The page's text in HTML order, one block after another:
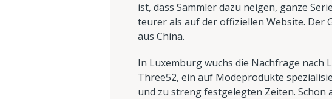
ist, dass Sammler dazu neigen, ganze
teurer als auf der offiziellen Website. Der
aus China.
In Luxemburg wuchs die Nachfrage nach
Three52, ein auf Modeprodukte
und zu streng festgelegten Zeiten.